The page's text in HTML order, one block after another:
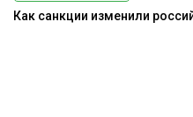
Как санкции изменили